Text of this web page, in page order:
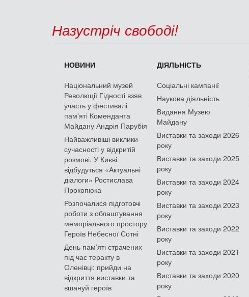
Назустріч свободі!
НОВИНИ
Національний музей
Революції Гідності взяв
участь у фестивалі
пам'яті Коменданта
Майдану Андрія Парубія
Найважливіші виклики
сучасності у відкритій
розмові. У Києві
відбудуться «Актуальні
діалоги» Ростислава
Прокопюка
Розпочалися підготовчі
роботи з облаштування
меморіального простору
Героїв Небесної Сотні
День памʼяті страчених
під час теракту в
Оленівці: прийди на
відкриття виставки та
вшануй героїв
ДІЯЛЬНІСТЬ
Соціальні кампанії
Наукова діяльність
Видання Музею
Майдану
Виставки та заходи 2026
року
Виставки та заходи 2025
року
Виставки та заходи 2024
року
Виставки та заходи 2023
року
Виставки та заходи 2022
року
Виставки та заходи 2021
року
Виставки та заходи 2020
року